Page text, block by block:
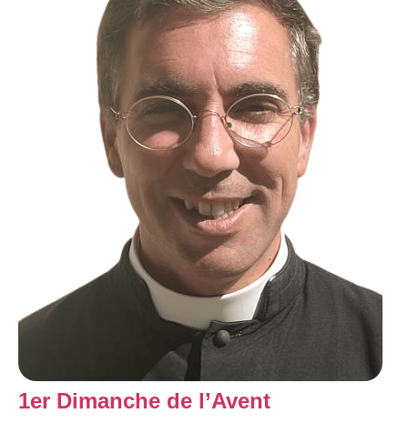
1er Dimanche de l’Avent